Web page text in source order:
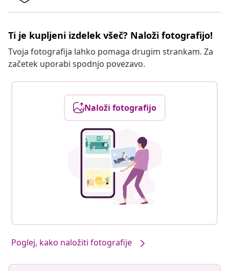
Ti je kupljeni izdelek všeč? Naloži fotografijo!
Tvoja fotografija lahko pomaga drugim strankam. Za
začetek uporabi spodnjo povezavo.
Naloži fotografijo
Poglej, kako naložiti fotografije